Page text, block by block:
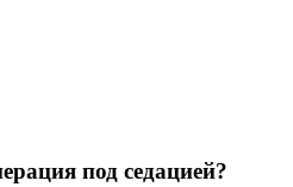
под седацией?